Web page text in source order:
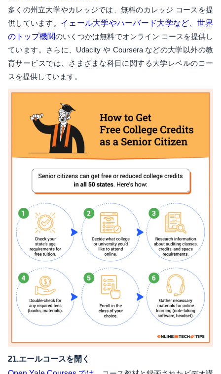
多くの州立大学やカレッジでは、無料のカレッジ コースを提
供しています。 イェール大学やハーバード大学など、世界
のトップ機関のいくつかは無料でオンライン コースを提供し
ています。さらに、Udacity や Coursera などの大学以外の教
育サービスでは、さまざまな科目に関する大学レベルのコー
スを提供しています。
21.エールコースを開く